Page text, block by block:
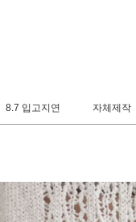
8.7 입고지연 자체제작